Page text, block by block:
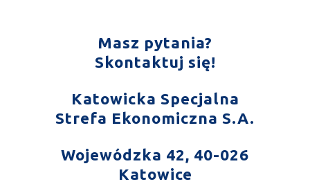
Masz pytania?
Skontaktuj się!
Katowicka Specjalna
Strefa Ekonomiczna S.A.
Wojewódzka 42, 40-026
Katowice